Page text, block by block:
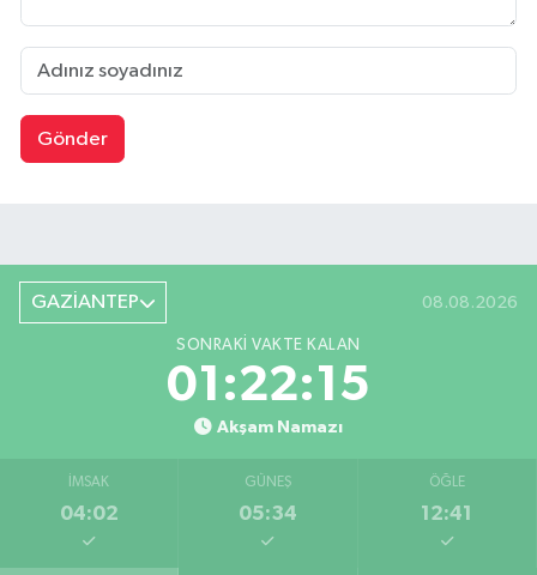
Gönder
GAZİANTEP 08.08.2026
SONRAKI VAKTE KALAN
01:22:14
Akşam Namazı
İMSAK
04:02
GÜNEŞ
05:34
ÖĞLE
12:41